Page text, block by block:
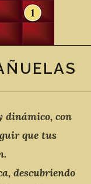
dinámico, con
que tus
descubriendo